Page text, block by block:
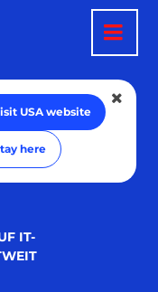
USA website
here
IT-